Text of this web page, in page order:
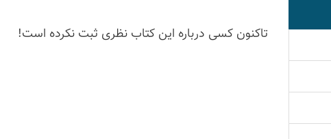
تاكنون كسی درباره این كتاب نظری ثبت نكرده است!